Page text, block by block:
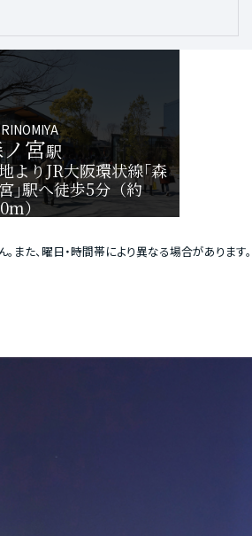
宮駅
よりJR大阪環状線｢森
｣駅へ徒歩5分（約
）
た、曜日・時間帯により異なる場合があります。